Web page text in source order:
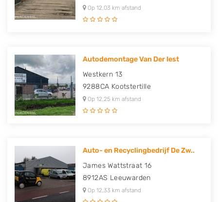
Op 12,03 km afstand
Autodemontage Van Der Iest
Westkern 13
9288CA Kootstertille
Op 12,25 km afstand
Auto- en Recyclingbedrijf De Zw..
James Wattstraat 16
8912AS Leeuwarden
Op 12,33 km afstand